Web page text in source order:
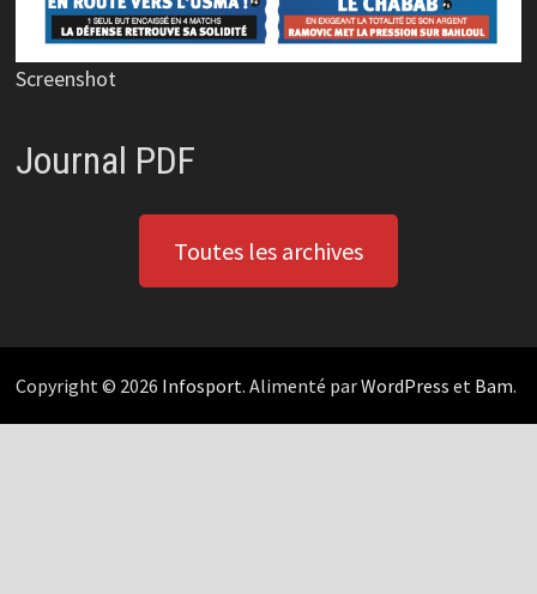
Screenshot
Journal PDF
Toutes les archives
Copyright © 2026 Infosport. Alimenté parWordPress et Bam.